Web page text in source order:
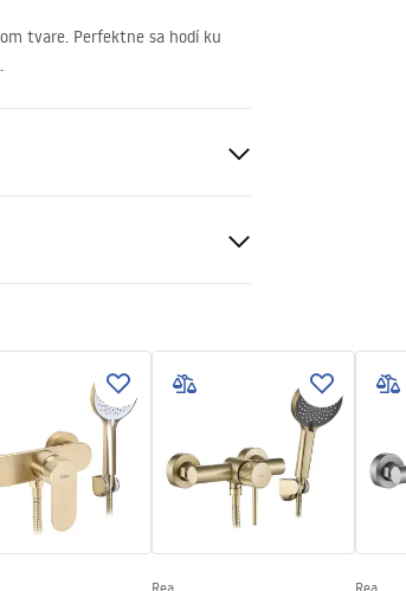
tvare. Perfektne sa hodí ku
_5.pdf